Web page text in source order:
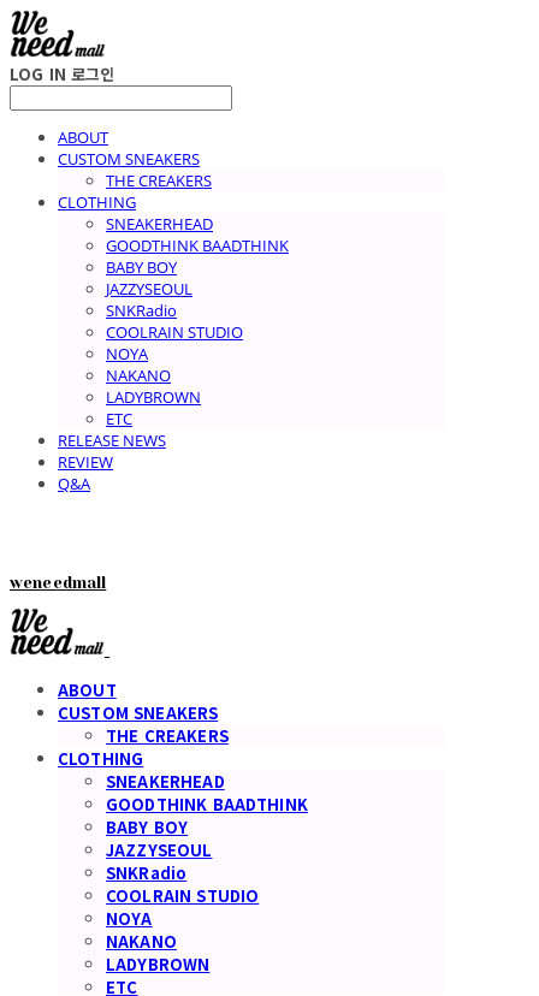
LOG IN 로그인
ABOUT
CUSTOM SNEAKERS
THE CREAKERS
CLOTHING
SNEAKERHEAD
GOODTHINK BAADTHINK
BABY BOY
JAZZYSEOUL
SNKRadio
COOLRAIN STUDIO
NOYA
NAKANO
LADYBROWN
ETC
RELEASE NEWS
REVIEW
Q&A
weneedmall
ABOUT
CUSTOM SNEAKERS
THE CREAKERS
CLOTHING
SNEAKERHEAD
GOODTHINK BAADTHINK
BABY BOY
JAZZYSEOUL
SNKRadio
COOLRAIN STUDIO
NOYA
NAKANO
LADYBROWN
ETC